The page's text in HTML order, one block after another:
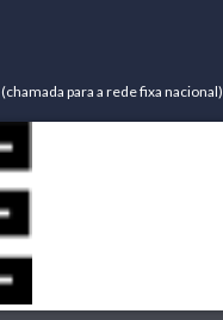
para a rede fixa nacional)